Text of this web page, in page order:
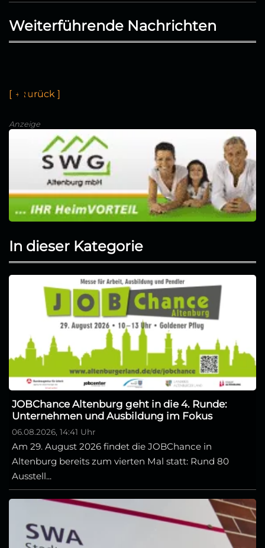
Weiterführende Nachrichten
[ ← z ur ü c k ]
Anzeige
In dieser Kategorie
JOBChance Altenburg geht in die 4. Runde:
Unternehmen und Ausbildung im Fokus
06.08.2026, 14:41 Uhr
Am 29. August 2026 findet die JOBChance in
Altenburg bereits zum vierten Mal statt: Rund 80
Ausstell...